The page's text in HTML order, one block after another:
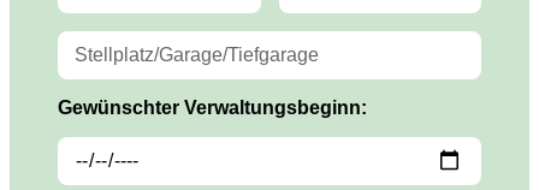
Gewünschter Verwaltungsbeginn: